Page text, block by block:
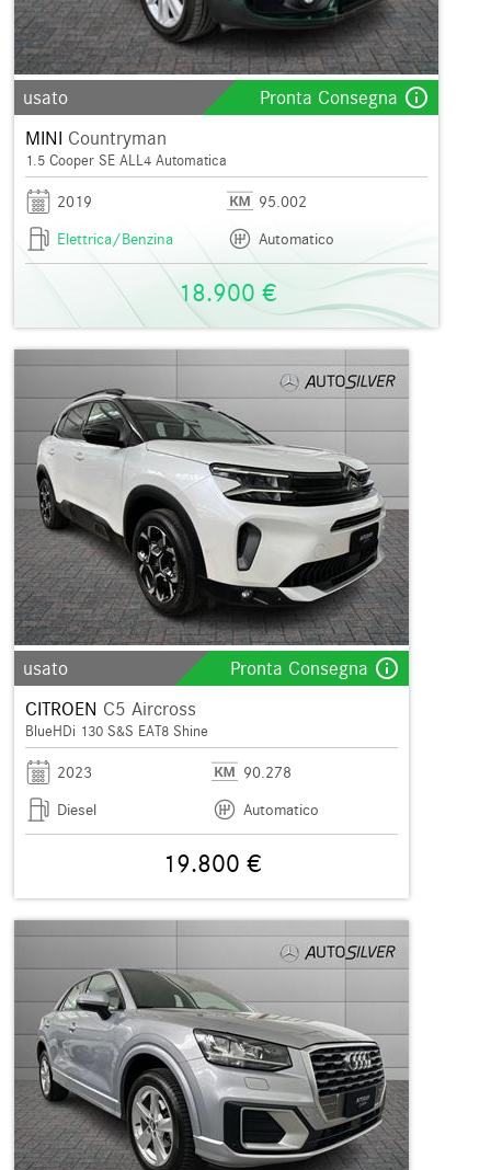
usato Pronta Consegna info_outline
MINI Countryman
1.5 Cooper SE ALL4 Automatica
2019
95.002
Elettrica/Benzina
Automatico
18.900 €
usato Pronta Consegna info_outline
CITROEN C5 Aircross
BlueHDi 130 S&S EAT8 Shine
2023
90.278
Diesel
Automatico
19.800 €